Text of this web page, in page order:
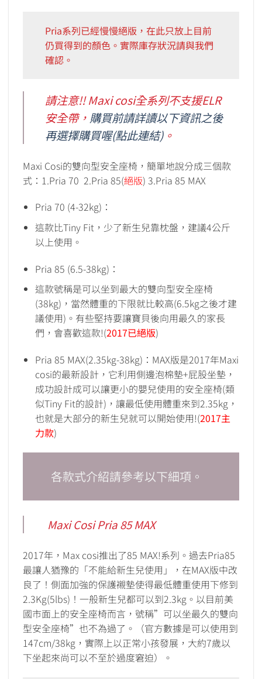
Pria系列已經慢慢絕版，在此只放上目前
仍買得到的顏色。實際庫存狀況請與我們
確認。
請注意!! Maxi cosi全系列不支援ELR
安全帶， 購買前請詳讀以下資訊之後
再選擇購買喔(點此連結)。
Maxi Cosi的雙向型安全座椅，簡單地說分成三個款
式：1.Pria 70 2.Pria 85(絕版) 3.Pria 85 MAX
Pria 70 (4-32kg)：
這款比Tiny Fit，少了新生兒靠枕盤，建議4公斤
以上使用。
Pria 85 (6.5-38kg)：
這款號稱是可以坐到最大的雙向型安全座椅
(38kg)，當然體重的下限就比較高(6.5kg之後才建
議使用)。有些堅持要讓寶貝後向用最久的家長
們，會喜歡這款!(2017已絕版)
Pria 85 MAX(2.35kg-38kg)：MAX版是2017年Maxi
cosi的最新設計，它利用側邊泡棉墊+屁股坐墊，
成功設計成可以讓更小的嬰兒使用的安全座椅(類
似Tiny Fit的設計)，讓最低使用體重來到2.35kg，
也就是大部分的新生兒就可以開始使用!(2017主
力款)
各款式介紹請參考以下細項。
Maxi Cosi Pria 85 MAX
2017年，Max cosi推出了85 MAX!系列。過去Pria85
最讓人猶豫的「不能給新生兒使用」，在MAX版中改
良了！側面加強的保護襯墊使得最低體重使用下修到
2.3Kg(5lbs)！一般新生兒都可以到2.3kg。以目前美
國市面上的安全座椅而言，號稱”可以坐最久的雙向
型安全座椅”也不為過了。（官方數據是可以使用到
147cm/38kg，實際上以正常小孩發展，大約7歲以
下坐起來尚可以不至於過度窘迫）。